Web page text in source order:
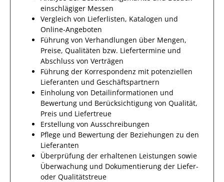
einschlägiger Messen
Vergleich von Lieferlisten, Katalogen und
Online-Angeboten
Führung von Verhandlungen über Mengen,
Preise, Qualitäten bzw. Liefertermine und
Abschluss von Verträgen
Führung der Korrespondenz mit potenziellen
Lieferanten und Geschäftspartnern
Einholung von Detailinformationen und
Bewertung und Berücksichtigung von Qualität,
Preis und Liefertreue
Erstellung von Ausschreibungen
Pflege und Bewertung der Beziehungen zu den
Lieferanten
Überprüfung der erhaltenen Leistungen sowie
Überwachung und Dokumentierung der Liefer-
oder Qualitätstreue